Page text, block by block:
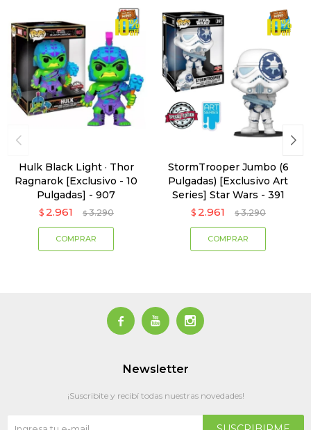
Hulk Black Light · Thor
Ragnarok [Exclusivo - 10
Pulgadas] - 907
$ 2.961 $ 3.290
StormTrooper Jumbo (6
Pulgadas) [Exclusivo Art
Series] Star Wars - 391
$ 2.961 $ 3.290
  
Newsletter
¡Suscribite y recibí todas nuestras novedades!